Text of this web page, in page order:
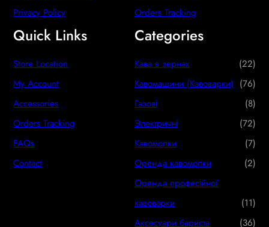
Privacy Policy
Orders Tracking
Quick Links
Store Location
My Account
Accessories
Orders Tracking
FAQs
Contact
Categories
Кава в зернах 222
2
p
r
o
d
c
t
Кавомашини (Кавоварки) 767
6
p
r
o
u
c
Газові 88
p
r
o
u
c
Электричні 727
2
p
o
d
Кавомолки 77
p
o
d
Оренда кавомолки 22
r
o
Оренда професійної
кавоварки
111
1
Аксесуари бариста 363